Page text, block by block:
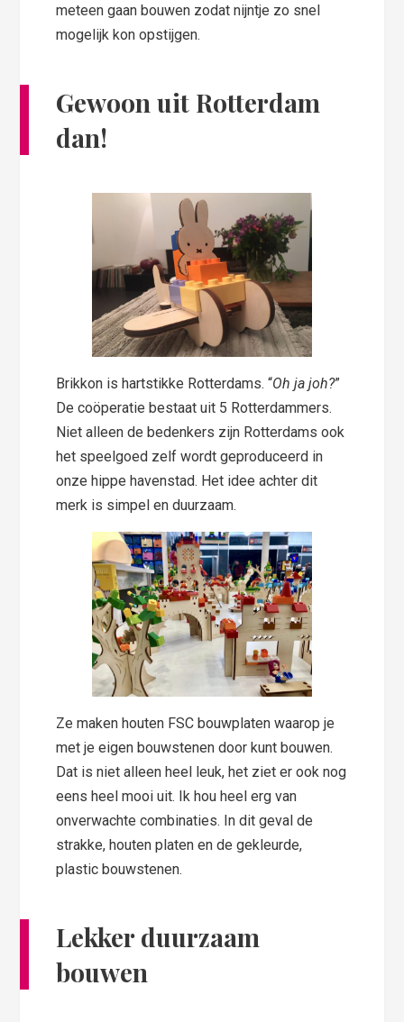
meteen gaan bouwen zodat nijntje zo snel
mogelijk kon opstijgen.
Gewoon uit Rotterdam
dan!
Brikkon is hartstikke Rotterdams. “Oh ja joh?”
De coöperatie bestaat uit 5 Rotterdammers.
Niet alleen de bedenkers zijn Rotterdams ook
het speelgoed zelf wordt geproduceerd in
onze hippe havenstad. Het idee achter dit
merk is simpel en duurzaam.
Ze maken houten FSC bouwplaten waarop je
met je eigen bouwstenen door kunt bouwen.
Dat is niet alleen heel leuk, het ziet er ook nog
eens heel mooi uit. Ik hou heel erg van
onverwachte combinaties. In dit geval de
strakke, houten platen en de gekleurde,
plastic bouwstenen.
Lekker duurzaam
bouwen